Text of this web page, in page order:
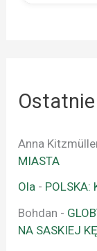
Anna
MIASTA
Ola - POLSKA:
Bohdan -
NA SASKIEJ